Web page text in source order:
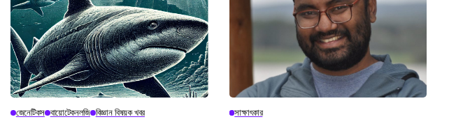
জেনেটিকস বায়োটেকনলজি বিজ্ঞান বিষয়ক খবর সাক্ষাৎকার